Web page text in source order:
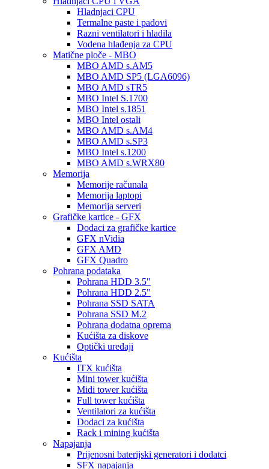
Hladnjaci CPU
Termalne paste i padovi
Razni ventilatori i hladila
Vodena hlađenja za CPU
Matične ploče - MBO
MBO AMD s.AM5
MBO AMD SP5 (LGA6096)
MBO AMD sTR5
MBO Intel S.1700
MBO Intel s.1851
MBO Intel ostali
MBO AMD s.AM4
MBO AMD s.SP3
MBO Intel s.1200
MBO AMD s.WRX80
Memorija
Memorije računala
Memorija laptopi
Memorija serveri
Grafičke kartice - GFX
Dodaci za grafičke kartice
GFX nVidia
GFX AMD
GFX Quadro
Pohrana podataka
Pohrana HDD 3.5"
Pohrana HDD 2.5"
Pohrana SSD SATA
Pohrana SSD M.2
Pohrana dodatna oprema
Kućišta za diskove
Optički uređaji
Kućišta
ITX kućišta
Mini tower kućišta
Midi tower kućišta
Full tower kućišta
Ventilatori za kućišta
Dodaci za kućišta
Rack i mining kućišta
Napajanja
Prijenosni baterijski generatori i dodatci
SFX napajanja